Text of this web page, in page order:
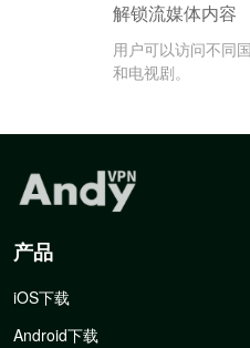
解锁流媒体内容
用户可以访问不同
和电视剧。
产品
iOS下载
Android下载